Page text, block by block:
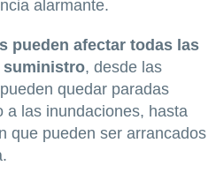
alarmante.
pueden afectar todas las
suministro, desde las
quedar paradas
a las inundaciones, hasta
que pueden ser arrancados